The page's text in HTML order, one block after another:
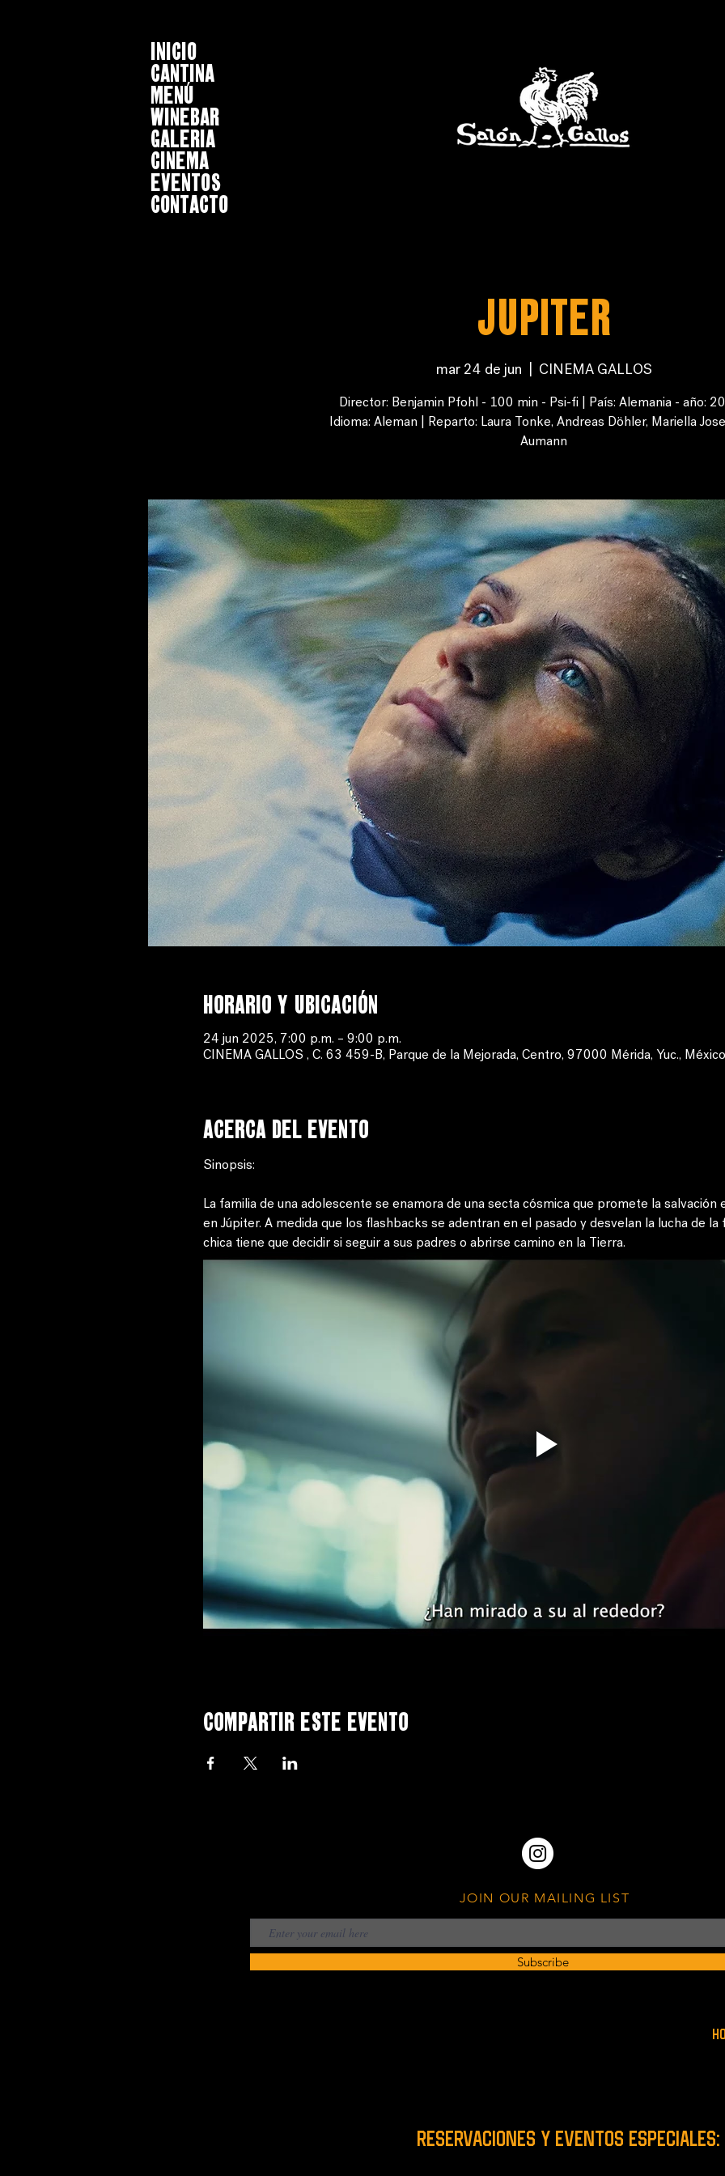
INICIO
CANTINA
MENÚ
WINEBAR
GALERIA
CINEMA
EVENTOS
CONTACTO
Jupiter
mar 24 de jun CINEMA GALLOS
Director: Benjamin Pfohl - 100 min - Psi-fi | País: Alemania - año:
Idioma: Aleman | Reparto: Laura Tonke, Andreas Döhler, Mariella
Aumann
Horario y ubicación
24 jun 2025, 7:00 p.m. – 9:00 p.m.
CINEMA GALLOS , C. 63 459-B, Parque de la Mejorada, Centro, 97000 Mérida, Yuc., México
Acerca del evento
Sinopsis:
La familia de una adolescente se enamora de una secta cósmica que promete la
en Júpiter. A medida que los flashbacks se adentran en el pasado y desvelan la lucha de
chica tiene que decidir si seguir a sus padres o abrirse camino en la Tierra.
Compartir este evento
JOIN OUR MAILING LIST
Subscribe
RESERVACIONES y EVENTOS